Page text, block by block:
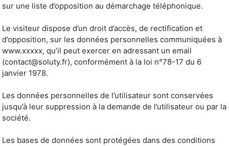
sur une liste d’opposition au démarchage téléphonique.
Le visiteur dispose d’un droit d’accès, de rectification et
d’opposition, sur les données personnelles communiquées à
www.xxxxx, qu’il peut exercer en adressant un email
(contact@soluty.fr), conformément à la loi n°78-17 du 6
janvier 1978.
Les données personnelles de l’utilisateur sont conservées
jusqu’à leur suppression à la demande de l’utilisateur ou par la
société.
Les bases de données sont protégées dans des conditions